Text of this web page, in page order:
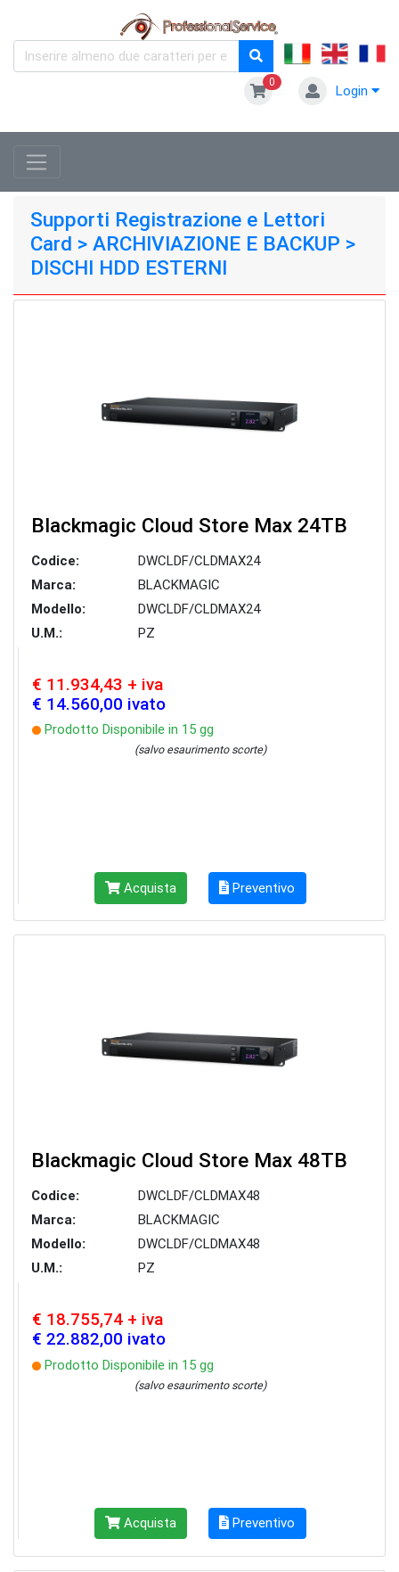
0
Login
Supporti Registrazione e Lettori
Card > ARCHIVIAZIONE E BACKUP >
DISCHI HDD ESTERNI
Blackmagic Cloud Store Max 24TB
Codice:
DWCLDF/CLDMAX24
Marca:
BLACKMAGIC
Modello:
DWCLDF/CLDMAX24
U.M.:
PZ
€ 11.934,43 + iva
€ 14.560,00 ivato
Prodotto Disponibile in 15 gg
(salvo esaurimento scorte)
Acquista Preventivo
Blackmagic Cloud Store Max 48TB
Codice:
DWCLDF/CLDMAX48
Marca:
BLACKMAGIC
Modello:
DWCLDF/CLDMAX48
U.M.:
PZ
€ 18.755,74 + iva
€ 22.882,00 ivato
Prodotto Disponibile in 15 gg
(salvo esaurimento scorte)
Acquista Preventivo